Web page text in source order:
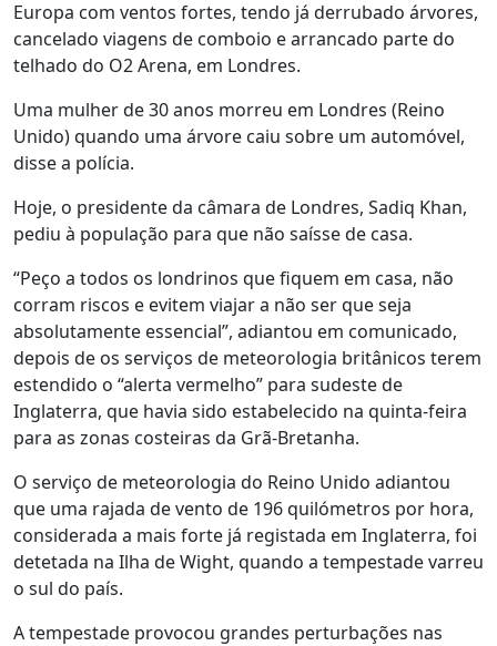
Europa com ventos fortes, tendo já derrubado árvores,
cancelado viagens de comboio e arrancado parte do
telhado do O2 Arena, em Londres.
Uma mulher de 30 anos morreu em Londres (Reino
Unido) quando uma árvore caiu sobre um automóvel,
disse a polícia.
Hoje, o presidente da câmara de Londres, Sadiq Khan,
pediu à população para que não saísse de casa.
“Peço a todos os londrinos que fiquem em casa, não
corram riscos e evitem viajar a não ser que seja
absolutamente essencial”, adiantou em comunicado,
depois de os serviços de meteorologia britânicos terem
estendido o “alerta vermelho” para sudeste de
Inglaterra, que havia sido estabelecido na quinta-feira
para as zonas costeiras da Grã-Bretanha.
O serviço de meteorologia do Reino Unido adiantou
que uma rajada de vento de 196 quilómetros por hora,
considerada a mais forte já registada em Inglaterra, foi
detetada na Ilha de Wight, quando a tempestade varreu
o sul do país.
A tempestade provocou grandes perturbações nas